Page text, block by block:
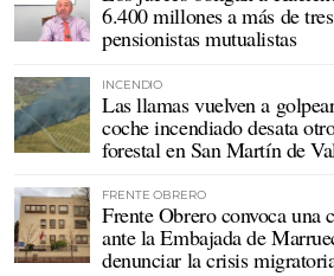
6.400 millones a más de
pensionistas mutualistas
INCENDIO
Las llamas vuelven a
coche incendiado desata
forestal en San Martín de
FRENTE OBRERO
Frente Obrero convoca una
ante la Embajada de
denunciar la crisis